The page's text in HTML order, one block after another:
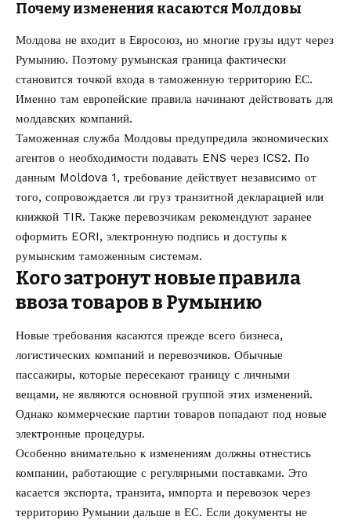
Почему изменения касаются Молдовы
Молдова не входит в Евросоюз, но многие грузы идут через
Румынию. Поэтому румынская граница фактически
становится точкой входа в таможенную территорию ЕС.
Именно там европейские правила начинают действовать для
молдавских компаний.
Таможенная служба Молдовы предупредила экономических
агентов о необходимости подавать ENS через ICS2. По
данным Moldova 1, требование действует независимо от
того, сопровождается ли груз транзитной декларацией или
книжкой TIR. Также перевозчикам рекомендуют заранее
оформить EORI, электронную подпись и доступы к
румынским таможенным системам.
Кого затронут новые правила
ввоза товаров в Румынию
Новые требования касаются прежде всего бизнеса,
логистических компаний и перевозчиков. Обычные
пассажиры, которые пересекают границу с личными
вещами, не являются основной группой этих изменений.
Однако коммерческие партии товаров попадают под новые
электронные процедуры.
Особенно внимательно к изменениям должны отнестись
компании, работающие с регулярными поставками. Это
касается экспорта, транзита, импорта и перевозок через
территорию Румынии дальше в ЕС. Если документы не